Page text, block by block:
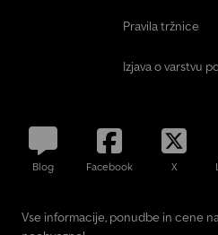
Pravila tržnice
Izjava o varstvu
Blog Facebook X
Vse informacije, ponudbe in cene